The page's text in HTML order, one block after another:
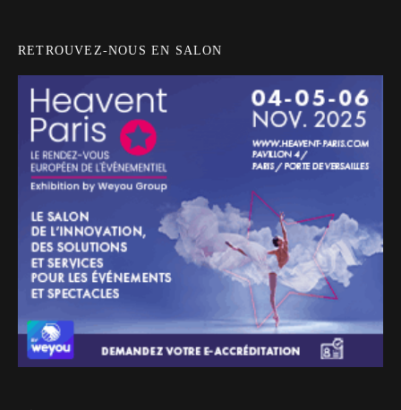
RETROUVEZ-NOUS EN SALON